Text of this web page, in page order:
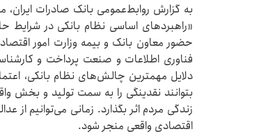
به گزارش روابط‌عمومی بانک صادرات
«راهبردهای اساسی نظام بانکی در
حضور معاون بانک و بیمه وزارت امور
فناوری اطلاعات و صنعت پرداخت و
دلایل مهمترین چالش‌های نظام بانکی،
بتوانند نقدینگی را به سمت تولید و
زندگی مردم اثر بگذارد. زمانی می‌توانیم
اقتصادی واقعی منجر شود.